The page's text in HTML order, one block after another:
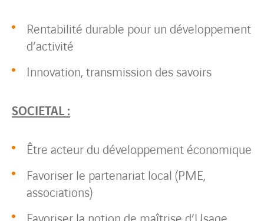
Rentabilité durable pour un développement
d’activité
Innovation, transmission des savoirs
SOCIETAL :
Être acteur du développement économique
Favoriser le partenariat local (PME,
associations)